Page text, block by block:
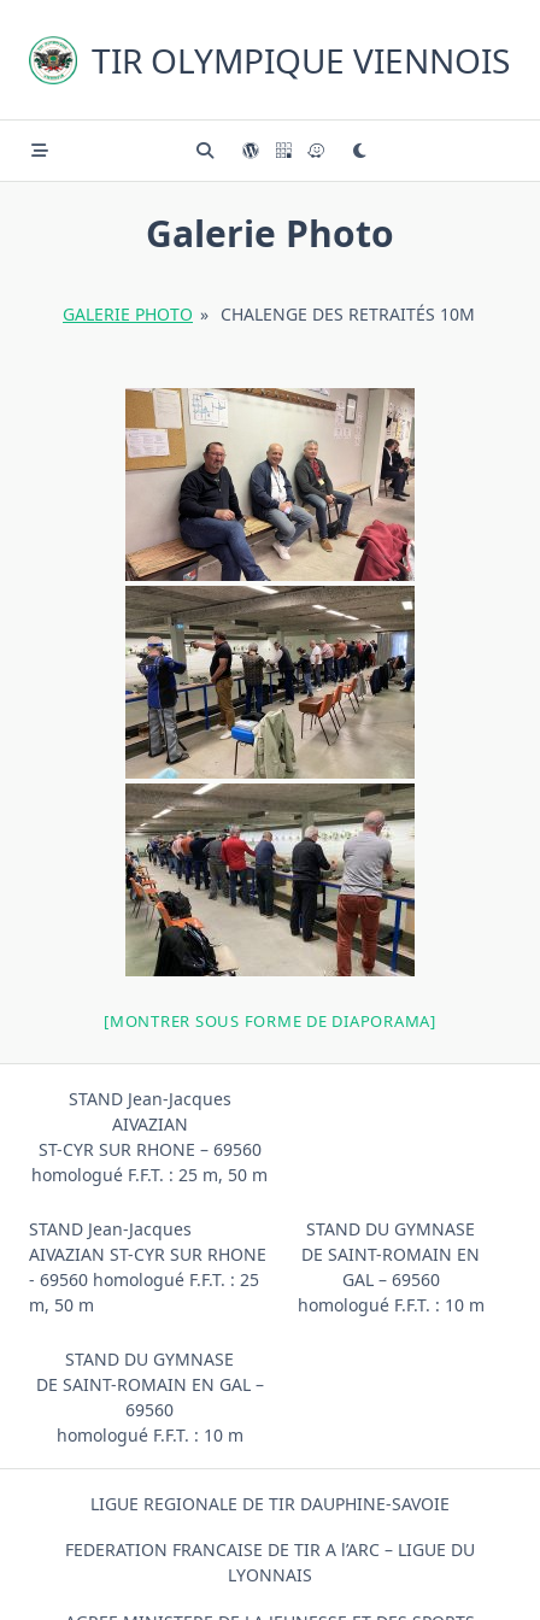
content
TIR OLYMPIQUE VIENNOIS
Galerie Photo
GALERIE PHOTO » CHALENGE DES RETRAITÉS 10M
[MONTRER SOUS FORME DE DIAPORAMA]
STAND Jean-Jacques
AIVAZIAN
ST-CYR SUR RHONE – 69560
homologué F.F.T. : 25 m, 50 m
STAND Jean-Jacques
AIVAZIAN ST-CYR SUR RHONE
- 69560 homologué F.F.T. : 25
m, 50 m
STAND DU GYMNASE
DE SAINT-ROMAIN EN GAL –
69560
homologué F.F.T. : 10 m
STAND DU GYMNASE
DE SAINT-ROMAIN EN
GAL – 69560
homologué F.F.T. : 10 m
LIGUE REGIONALE DE TIR DAUPHINE-SAVOIE
FEDERATION FRANCAISE DE TIR A l’ARC – LIGUE DU
LYONNAIS